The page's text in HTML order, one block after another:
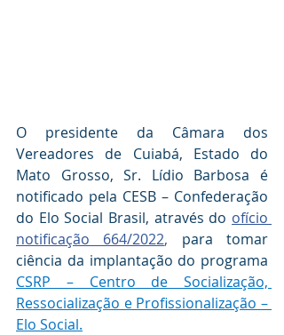
O presidente da Câmara dos
Vereadores de Cuiabá, Estado do
Mato Grosso, Sr. Lídio Barbosa é
notificado pela CESB – Confederação
do Elo Social Brasil, através do ofício
notificação 664/2022, para tomar
CSRP – Centro de Socialização,
Ressocialização e Profissionalização –
Elo Social.